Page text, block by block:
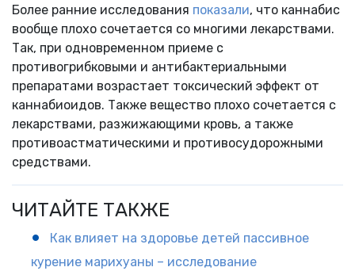
Более ранние исследования показали, что каннабис
вообще плохо сочетается со многими лекарствами.
Так, при одновременном приеме с
противогрибковыми и антибактериальными
препаратами возрастает токсический эффект от
каннабиоидов. Также вещество плохо сочетается с
лекарствами, разжижающими кровь, а также
противоастматическими и противосудорожными
средствами.
ЧИТАЙТЕ ТАКЖЕ
Как влияет на здоровье детей пассивное
курение марихуаны – исследование